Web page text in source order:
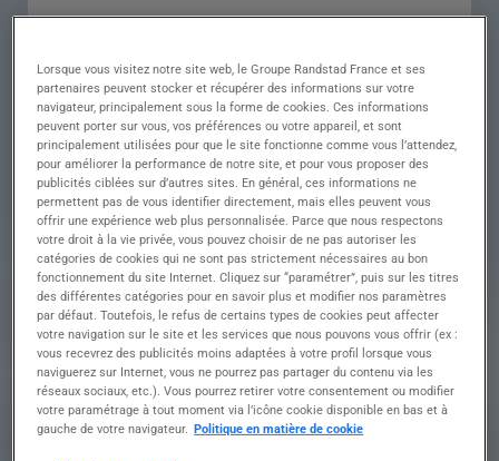
en tant qu'Opérateur-régleur BIGLIA LOPINS H/F
au sein de notre prestigieuse équipe ?
Au sein de notre équipe, vous contribuerez au
bon fonctionnement des machines Biglia en
assurant diverses opérations techniques
• Manipuler et régler les machines Biglia avec
précision pour assurer une production efficace
• Lire et interpréter les plans techniques pour
garantir la conformité des opérations
• Effectuer le changement régulier des plaquettes
pour maintenir un outil de production optimal
• Assurer le suivi de la production en contrôlant la
qualité et en ajustant si nécessaire
• Réaliser la maintenance de premier niveau pour
prévenir les dysfonctionnements et garantir la
sécurité
Lorsque vous visitez notre site web, le Groupe Randstad France et ses
partenaires peuvent stocker et récupérer des informations sur votre
navigateur, principalement sous la forme de cookies. Ces informations
peuvent porter sur vous, vos préférences ou votre appareil, et sont
principalement utilisées pour que le site fonctionne comme vous l’attendez,
pour améliorer la performance de notre site, et pour vous proposer des
publicités ciblées sur d’autres sites. En général, ces informations ne
permettent pas de vous identifier directement, mais elles peuvent vous
offrir une expérience web plus personnalisée. Parce que nous respectons
votre droit à la vie privée, vous pouvez choisir de ne pas autoriser les
catégories de cookies qui ne sont pas strictement nécessaires au bon
fonctionnement du site Internet. Cliquez sur “paramétrer”, puis sur les titres
des différentes catégories pour en savoir plus et modifier nos paramètres
par défaut. Toutefois, le refus de certains types de cookies peut affecter
votre navigation sur le site et les services que nous pouvons vous offrir (ex :
vous recevrez des publicités moins adaptées à votre profil lorsque vous
naviguerez sur Internet, vous ne pourrez pas partager du contenu via les
réseaux sociaux, etc.). Vous pourrez retirer votre consentement ou modifier
votre paramétrage à tout moment via l’icône cookie disponible en bas et à
gauche de votre navigateur. Politique en matière de cookie